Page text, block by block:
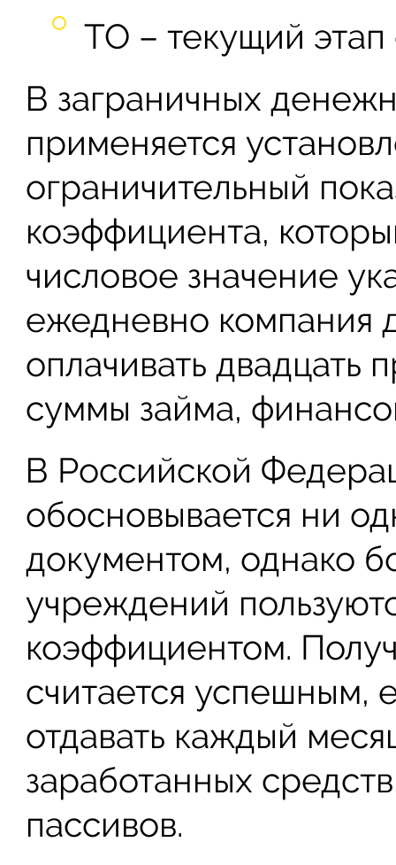
ТО – текущий этап
В заграничных
применяется
ограничительный
коэффициента,
числовое значение
ежедневно компания
оплачивать двадцать
суммы займа,
В Российской
обосновывается ни
документом, однако
учреждений
коэффициентом.
считается успешным,
отдавать каждый
заработанных
пассивов.